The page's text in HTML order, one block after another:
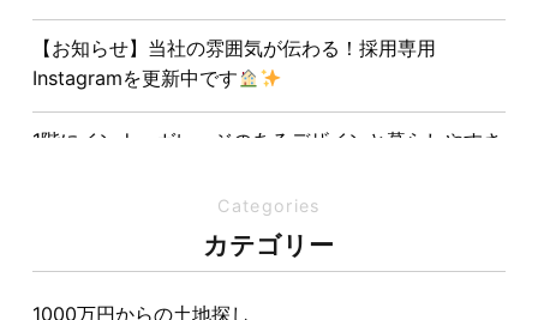
【お知らせ】当社の雰囲気が伝わる！採用専用
Instagramを更新中です
1階にインナーガレージのあるデザインと暮らしやすさ
夏の熱中症対策は家づくりから。屋根・壁・基礎の構
造が快適さをつくる理由
Categories
カテゴリー
1000万円からの土地探し